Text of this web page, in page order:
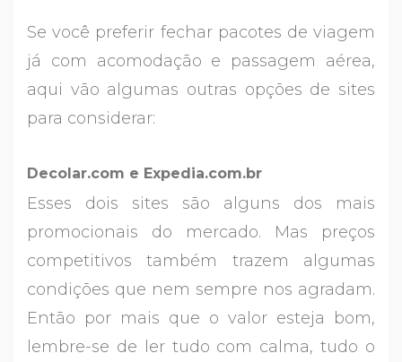
Se você preferir fechar pacotes de viagem
já com acomodação e passagem aérea,
aqui vão algumas outras opções de sites
para considerar:
Decolar.com e Expedia.com.br
Esses dois sites são alguns dos mais
promocionais do mercado. Mas preços
competitivos também trazem algumas
condições que nem sempre nos agradam.
Então por mais que o valor esteja bom,
lembre-se de ler tudo com calma, tudo o